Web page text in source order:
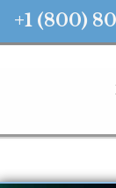
+1 (800)